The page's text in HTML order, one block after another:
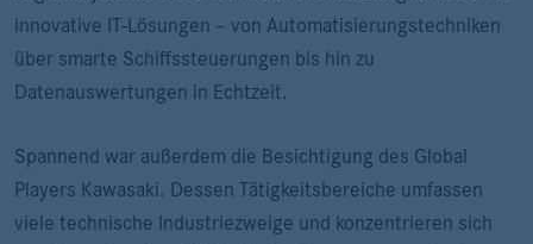
innovative IT-Lösungen – von Automatisierungstechniken
über smarte Schiffssteuerungen bis hin zu
Datenauswertungen in Echtzeit.
Spannend war außerdem die Besichtigung des Global
Players Kawasaki. Dessen Tätigkeitsbereiche umfassen
viele technische Industriezweige und konzentrieren sich